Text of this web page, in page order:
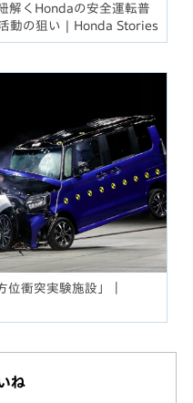
解くHondaの安全運転普
動の狙い | Honda Stories
位衝突実験施設」｜
ね